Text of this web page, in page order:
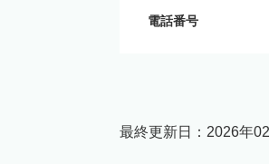
電話番号
最終更新日： 2026年